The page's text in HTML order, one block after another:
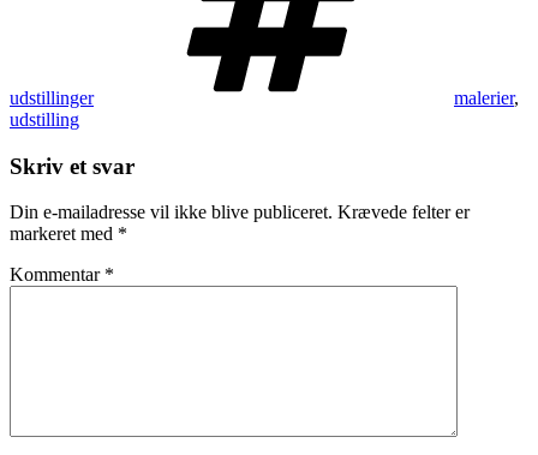
udstillinger malerier,
udstilling
Skriv et svar
Din e-mailadresse vil ikke blive publiceret. Krævede felter er
markeret med *
Kommentar *